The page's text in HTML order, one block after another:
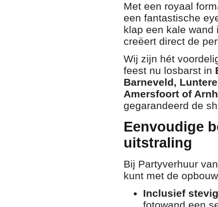
Met een royaal
een fantastische
klap een kale wand
creëert direct de
Wij zijn hét
feest nu losbarst in
Barneveld,
Amersfoort of
gegarandeerd de
Eenvoudige
uitstraling
Bij Partyverhuur
kunt met de
Inclusief